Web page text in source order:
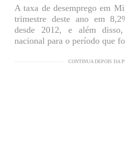
A taxa de desemprego em
trimestre deste ano em
desde 2012, e além
nacional para o período que
CONTINUA DEPOIS DA